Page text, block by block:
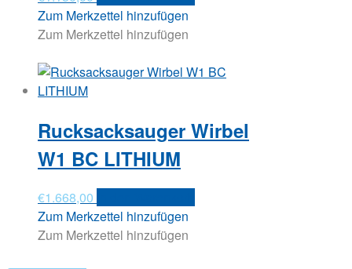
Zum Merkzettel hinzufügen
Zum Merkzettel hinzufügen
Rucksacksauger Wirbel
W1 BC LITHIUM
€1.668,00
Zum Merkzettel hinzufügen
Zum Merkzettel hinzufügen